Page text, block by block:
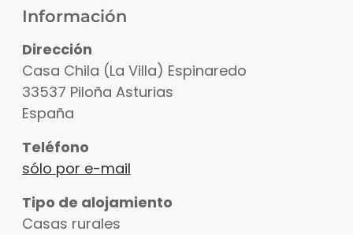
Información
Dirección
Casa Chila (La Villa) Espinaredo
33537 Piloña Asturias
España
Teléfono
sólo por e-mail
Tipo de alojamiento
Casas rurales